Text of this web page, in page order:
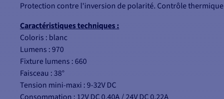
Protection contre l'inversion de polarité. Contrôle thermique
Caractéristiques techniques :
Coloris : blanc
Lumens : 970
Fixture lumens : 660
Faisceau : 38°
Tension mini-maxi : 9-32V DC